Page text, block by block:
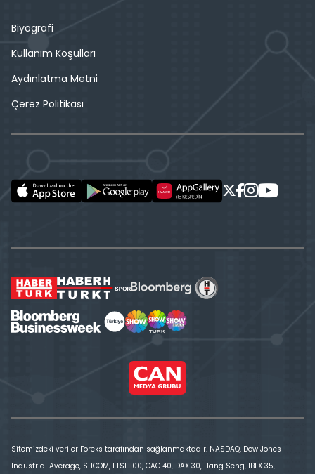
Biyografi
Kullanım Koşulları
Aydınlatma Metni
Çerez Politikası
Sitemizdeki veriler Foreks tarafından sağlanmaktadır. NASDAQ, Dow Jones
Industrial Average, SHCOM, FTSE 100, CAC 40, DAX 30, Hang Seng, IBEX 35,